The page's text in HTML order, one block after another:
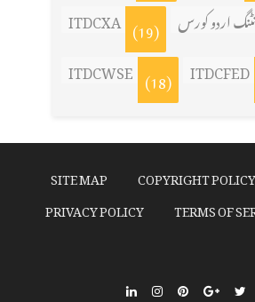
ITDCXA (19) اردو کورس
ITDCWSE (18) ITDCFED
COPYRIGHT POLICY
SITE MAP
TERMS OF
PRIVACY POLICY